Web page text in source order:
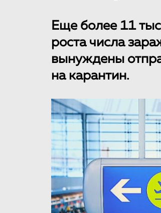
Еще более 11
роста числа
вынуждены
на карантин.